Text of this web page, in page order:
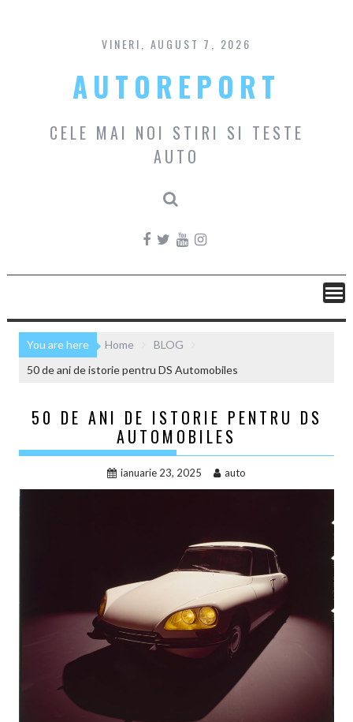
content
VINERI, AUGUST 7, 2026
AUTOREPORT
CELE MAI NOI STIRI SI TESTE
AUTO
You are here Home
BLOG
50 de ani de istorie pentru DS Automobiles
50 DE ANI DE ISTORIE PENTRU DS
AUTOMOBILES
ianuarie 23, 2025 auto